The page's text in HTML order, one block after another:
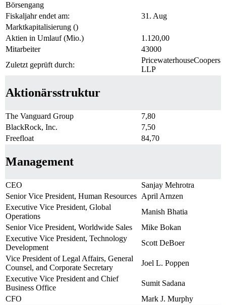
Börsengang
Fiskaljahr endet am:
31. Aug
Marktkapitalisierung ()
Aktien in Umlauf (Mio.)
1.120,00
Mitarbeiter
43000
Zuletzt geprüft durch:
PricewaterhouseCoopers
LLP
Aktionärsstruktur
The Vanguard Group
7,80
BlackRock, Inc.
7,50
Freefloat
84,70
Management
CEO
Sanjay Mehrotra
Senior Vice President, Human Resources April Arnzen
Executive Vice President, Global
Operations
Manish Bhatia
Senior Vice President, Worldwide Sales
Mike Bokan
Executive Vice President, Technology
Development
Scott DeBoer
Vice President of Legal Affairs, General
Counsel, and Corporate Secretary
Joel L. Poppen
Executive Vice President and Chief
Business Office
Sumit Sadana
CFO
Mark J. Murphy